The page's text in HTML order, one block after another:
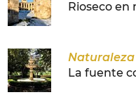
Rioseco
Naturaleza
La fuente